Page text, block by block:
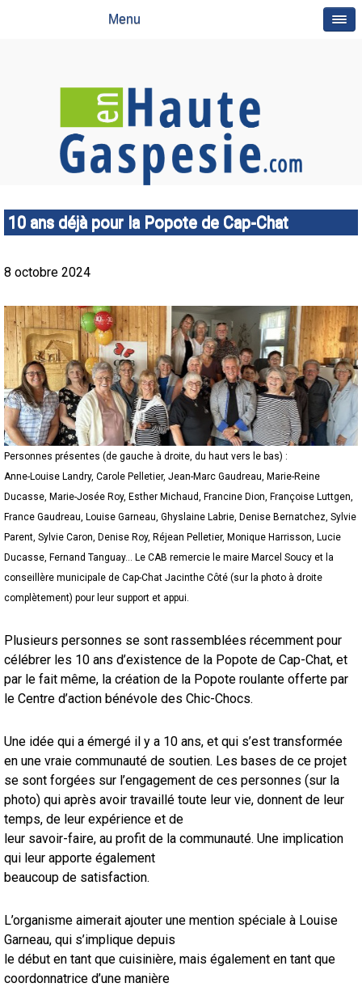
Menu
10 ans déjà pour la Popote de Cap-Chat
8 octobre 2024
Personnes présentes (de gauche à droite, du haut vers le bas) :
Anne-Louise Landry, Carole Pelletier, Jean-Marc Gaudreau, Marie-Reine
Ducasse, Marie-Josée Roy, Esther Michaud, Francine Dion, Françoise Luttgen,
France Gaudreau, Louise Garneau, Ghyslaine Labrie, Denise Bernatchez, Sylvie
Parent, Sylvie Caron, Denise Roy, Réjean Pelletier, Monique Harrisson, Lucie
Ducasse, Fernand Tanguay... Le CAB remercie le maire Marcel Soucy et la
conseillère municipale de Cap-Chat Jacinthe Côté (sur la photo à droite
complètement) pour leur support et appui.
Plusieurs personnes se sont rassemblées récemment pour
célébrer les 10 ans d’existence de la Popote de Cap-Chat, et
par le fait même, la création de la Popote roulante offerte par
le Centre d’action bénévole des Chic-Chocs.
Une idée qui a émergé il y a 10 ans, et qui s’est transformée
en une vraie communauté de soutien. Les bases de ce projet
se sont forgées sur l’engagement de ces personnes (sur la
photo) qui après avoir travaillé toute leur vie, donnent de leur
temps, de leur expérience et de
leur savoir-faire, au profit de la communauté. Une implication
qui leur apporte également
beaucoup de satisfaction.
L’organisme aimerait ajouter une mention spéciale à Louise
Garneau, qui s’implique depuis
le début en tant que cuisinière, mais également en tant que
coordonnatrice d’une manière